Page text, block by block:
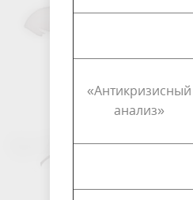
«Антикризисный
анализ»